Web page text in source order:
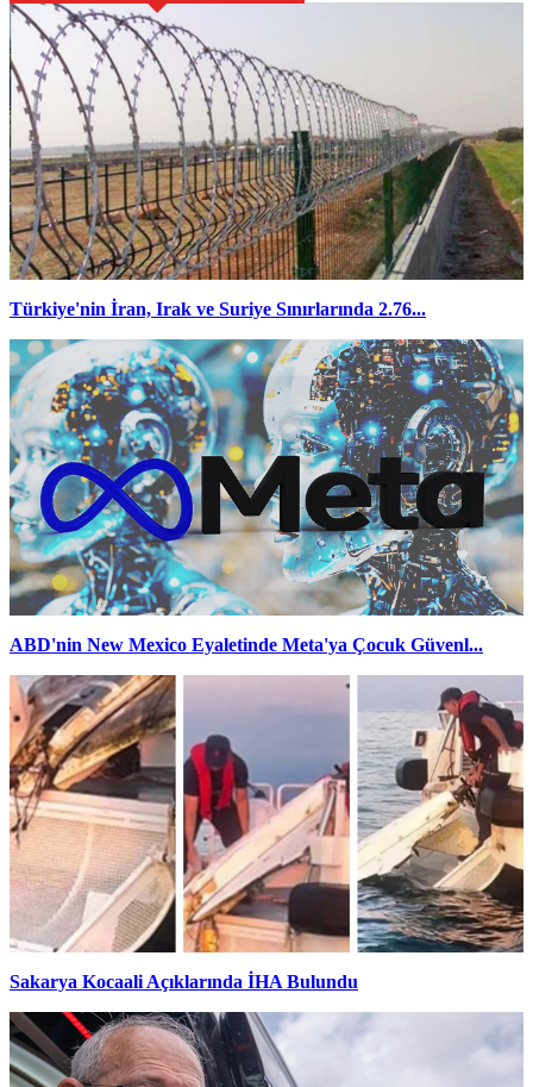
Türkiye'nin İran, Irak ve Suriye Sınırlarında 2.76...
ABD'nin New Mexico Eyaletinde Meta'ya Çocuk Güvenl...
Sakarya Kocaali Açıklarında İHA Bulundu